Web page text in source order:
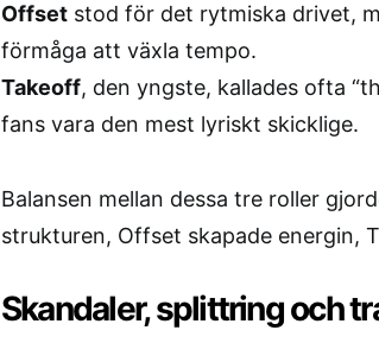
Offset stod för det rytmiska drivet,
förmåga att växla tempo.
Takeoff, den yngste, kallades ofta
fans vara den mest lyriskt skicklige.
Balansen mellan dessa tre roller
strukturen, Offset skapade energin,
Skandaler, splittring och